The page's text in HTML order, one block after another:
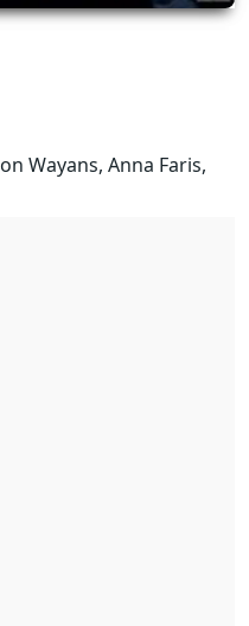
Wayans, Anna Faris,